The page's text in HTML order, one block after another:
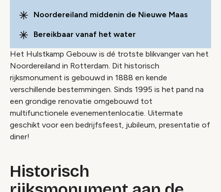
Noordereiland middenin de Nieuwe Maas
Bereikbaar vanaf het water
Het Hulstkamp Gebouw is dé trotste blikvanger van het
Noordereiland in Rotterdam. Dit historisch
rijksmonument is gebouwd in 1888 en kende
verschillende bestemmingen. Sinds 1995 is het pand na
een grondige renovatie omgebouwd tot
multifunctionele evenementenlocatie. Uitermate
geschikt voor een bedrijfsfeest, jubileum, presentatie of
diner!
Historisch